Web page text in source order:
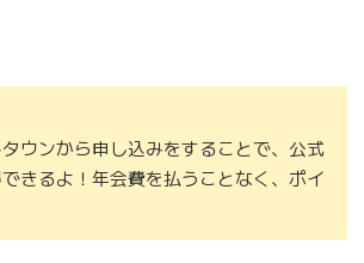
ウンから申し込みをすることで、公式
きるよ！年会費を払うことなく、ポイ